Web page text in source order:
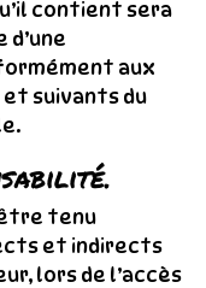
contient sera
aux
et suivants du
tenu
et indirects
lors de l’accès